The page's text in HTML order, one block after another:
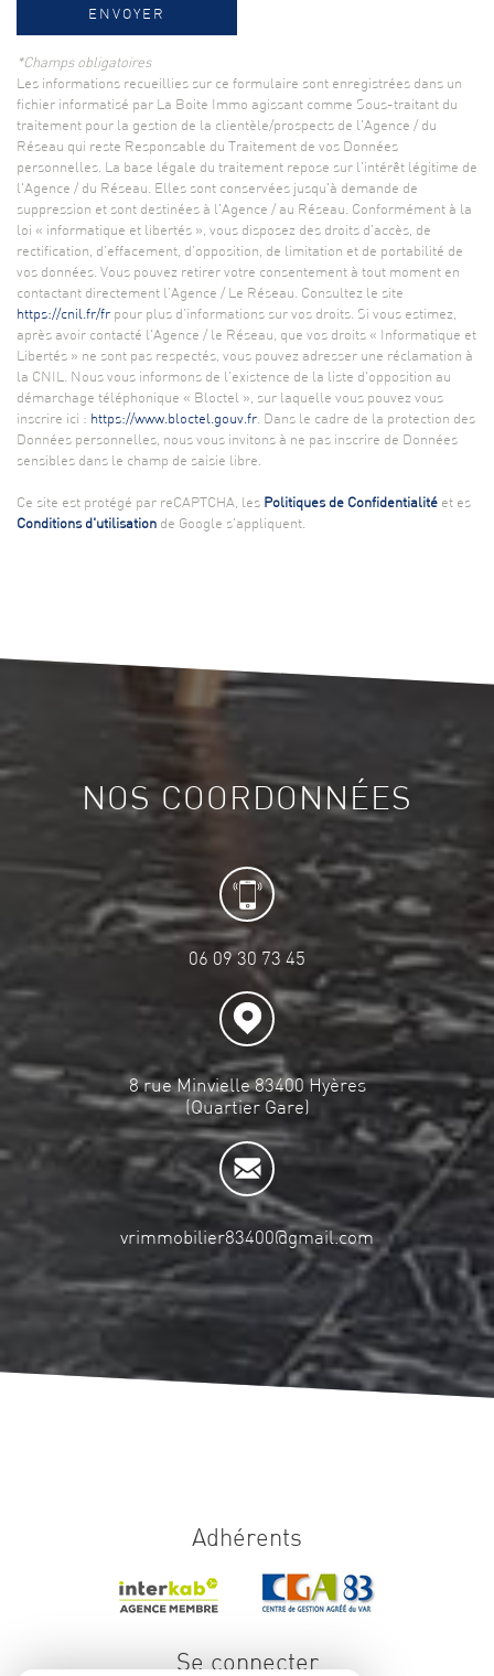
ENVOYER
*Champs obligatoires
Les informations recueillies sur ce formulaire sont enregistrées dans un
fichier informatisé par La Boite Immo agissant comme Sous-traitant du
traitement pour la gestion de la clientèle/prospects de l'Agence / du
Réseau qui reste Responsable du Traitement de vos Données
personnelles. La base légale du traitement repose sur l'intérêt légitime de
l'Agence / du Réseau. Elles sont conservées jusqu'à demande de
suppression et sont destinées à l'Agence / au Réseau. Conformément à la
loi « informatique et libertés », vous disposez des droits d’accès, de
rectification, d’effacement, d’opposition, de limitation et de portabilité de
vos données. Vous pouvez retirer votre consentement à tout moment en
contactant directement l’Agence / Le Réseau. Consultez le site
https://cnil.fr/fr pour plus d’informations sur vos droits. Si vous estimez,
après avoir contacté l'Agence / le Réseau, que vos droits « Informatique et
Libertés » ne sont pas respectés, vous pouvez adresser une réclamation à
la CNIL. Nous vous informons de l’existence de la liste d'opposition au
démarchage téléphonique « Bloctel », sur laquelle vous pouvez vous
inscrire ici : https://www.bloctel.gouv.fr . Dans le cadre de la protection des
Données personnelles, nous vous invitons à ne pas inscrire de Données
sensibles dans le champ de saisie libre.
Ce site est protégé par reCAPTCHA, les Politiques de Confidentialité et es
Conditions d'utilisation de Google s'appliquent.
NOS COORDONNÉES
06 09 30 73 45
8 rue Minvielle 83400 Hyères
(Quartier Gare)
vrimmobilier83400@gmail.com
Adhérents
Se connecter